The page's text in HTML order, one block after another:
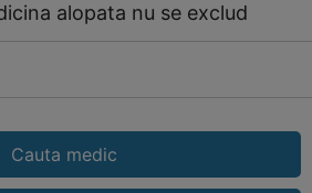
alopata nu se exclud
Cauta medic